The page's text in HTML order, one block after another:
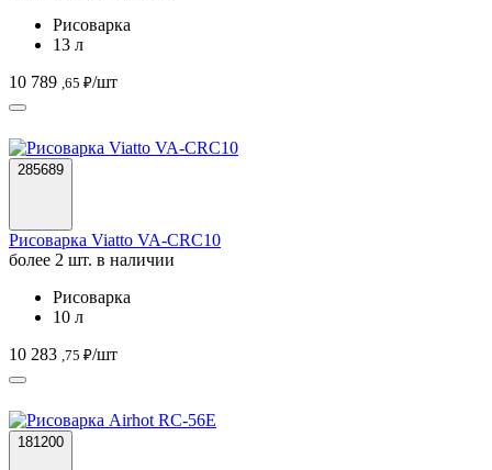
Рисоварка
13 л
10 789 ,65 ₽/шт
285689
Рисоварка Viatto VA-CRC10
более 2 шт. в наличии
Рисоварка
10 л
10 283 ,75 ₽/шт
181200